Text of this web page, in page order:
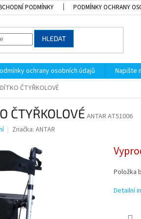
PODMÍNKY PODMÍNKY OCHRANY
HLEDAT
ochrany osobních údajů Napište
ČTYŘKOLOVÉ
ČTYŘKOLOVÉANTAR AT51006
Značka: ANTAR
Položka
Detailní